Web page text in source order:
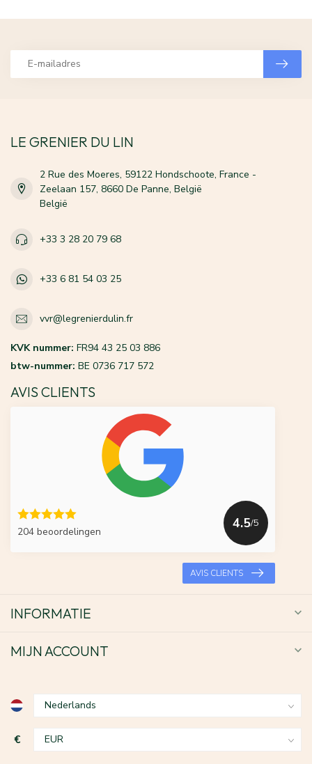
LE GRENIER DU LIN
2 Rue des Moeres, 59122 Hondschoote, France -
Zeelaan 157, 8660 De Panne, België
België
+33 3 28 20 79 68
+33 6 81 54 03 25
vvr@legrenierdulin.fr
KVK nummer: FR94 43 25 03 886
btw-nummer: BE 0736 717 572
AVIS CLIENTS
204 beoordelingen
4.5/5
AVIS CLIENTS
INFORMATIE
MIJN ACCOUNT
€